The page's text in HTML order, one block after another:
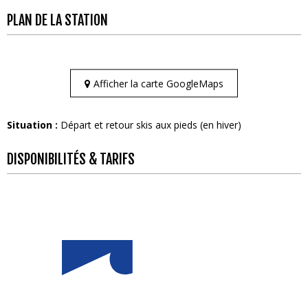
PLAN DE LA STATION
Afficher la carte GoogleMaps
Situation : Départ et retour skis aux pieds (en hiver)
DISPONIBILITÉS & TARIFS